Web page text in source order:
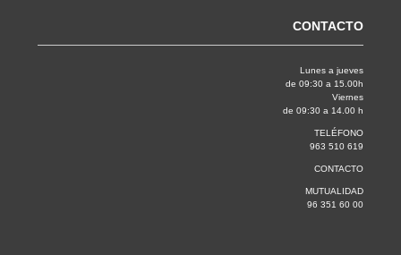
CONTACTO
Lunes a jueves
de 09:30 a 15.00h
Viernes
de 09:30 a 14.00 h
TELÉFONO
963 510 619
CONTACTO
MUTUALIDAD
96 351 60 00